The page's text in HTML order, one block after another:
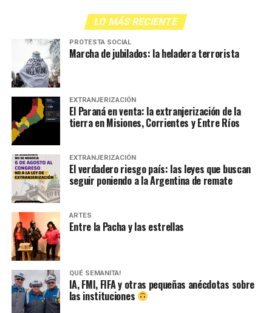
LO MÁS RECIENTE
PROTESTA SOCIAL
Marcha de jubilados: la heladera terrorista
EXTRANJERIZACIÓN
El Paraná en venta: la extranjerización de la
tierra en Misiones, Corrientes y Entre Ríos
EXTRANJERIZACIÓN
El verdadero riesgo país: las leyes que buscan
seguir poniendo a la Argentina de remate
ARTES
Entre la Pacha y las estrellas
QUÉ SEMANITA!
IA, FMI, FIFA y otras pequeñas anécdotas sobre
las instituciones